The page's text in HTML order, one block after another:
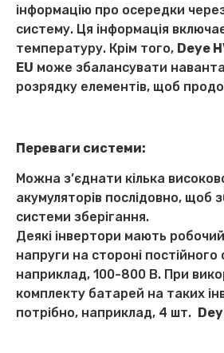
інформацію про осередки
систему. Ця інформація
температуру. Крім того, Deye
EU може збалансувати
розрядку елементів, щоб
Переваги системи:
Можна з’єднати кілька
акумуляторів послідовно, щоб
системи зберігання.
Деякі інвертори мають
напруги на стороні постійного
наприклад, 100-800 В. При
комплекту батарей на таких
потрібно, наприклад, 4 шт.